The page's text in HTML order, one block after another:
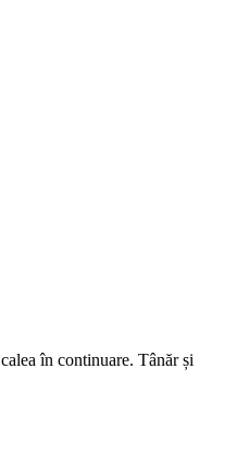
în continuare. Tânăr și